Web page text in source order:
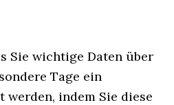
Sie wichtige Daten über
Tage ein
indem Sie diese